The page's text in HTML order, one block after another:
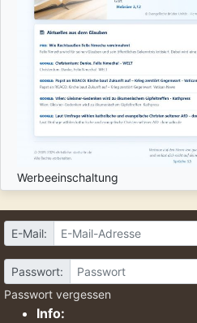
Werbeeinschaltung
E-Mail:
Passwort:
Passwort vergessen
Info: